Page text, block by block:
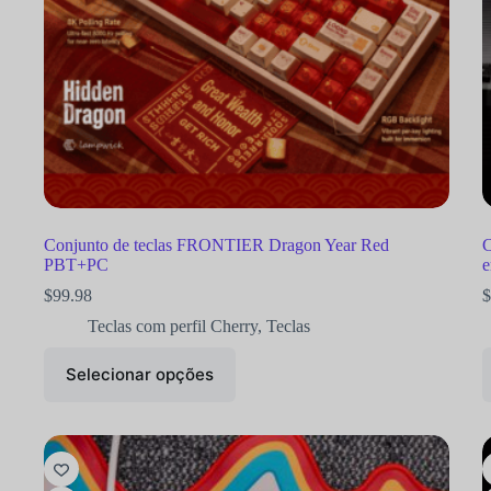
Conjunto de teclas FRONTIER Dragon Year Red
PBT+PC
$99.98
Teclas com perfil Cherry, Teclas
Selecionar opções
$